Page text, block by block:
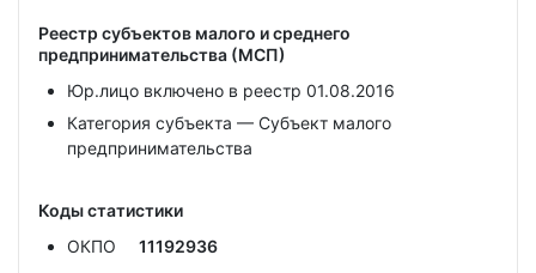
Реестр субъектов малого и среднего
предпринимательства (МСП)
Юр.лицо включено в реестр 01.08.2016
Категория субъекта — Субъект малого
предпринимательства
Коды статистики
ОКПО
11192936